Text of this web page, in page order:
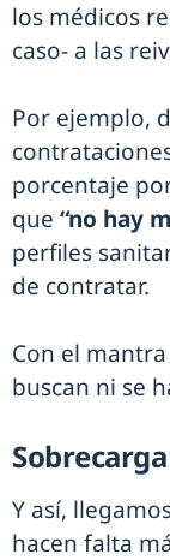
los médicos
caso- a las
Por ejemplo,
porcentaje
que “no hay
perfiles
de contratar.
Con el mantra
buscan ni se
Y así,
hacen falta